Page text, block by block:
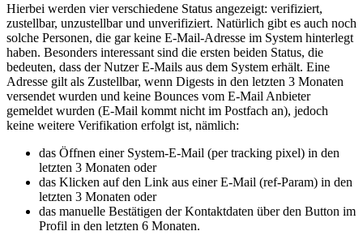
Hierbei werden vier verschiedene Status angezeigt: verifiziert,
zustellbar, unzustellbar und unverifiziert. Natürlich gibt es auch noch
solche Personen, die gar keine E-Mail-Adresse im System hinterlegt
haben. Besonders interessant sind die ersten beiden Status, die
bedeuten, dass der Nutzer E-Mails aus dem System erhält. Eine
Adresse gilt als Zustellbar, wenn Digests in den letzten 3 Monaten
versendet wurden und keine Bounces vom E-Mail Anbieter
gemeldet wurden (E-Mail kommt nicht im Postfach an), jedoch
keine weitere Verifikation erfolgt ist, nämlich:
das Öffnen einer System-E-Mail (per tracking pixel) in den
letzten 3 Monaten oder
das Klicken auf den Link aus einer E-Mail (ref-Param) in den
letzten 3 Monaten oder
das manuelle Bestätigen der Kontaktdaten über den Button im
Profil in den letzten 6 Monaten.